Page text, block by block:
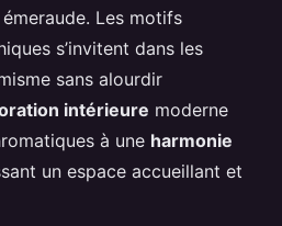
Les motifs
s’invitent dans les
sans alourdir
intérieure moderne
à une harmonie
un espace accueillant et